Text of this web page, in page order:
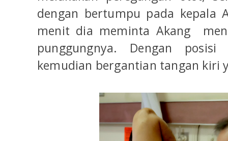
dengan bertumpu pada kepala
menit dia meminta Akang
punggungnya. Dengan
kemudian bergantian tangan kiri